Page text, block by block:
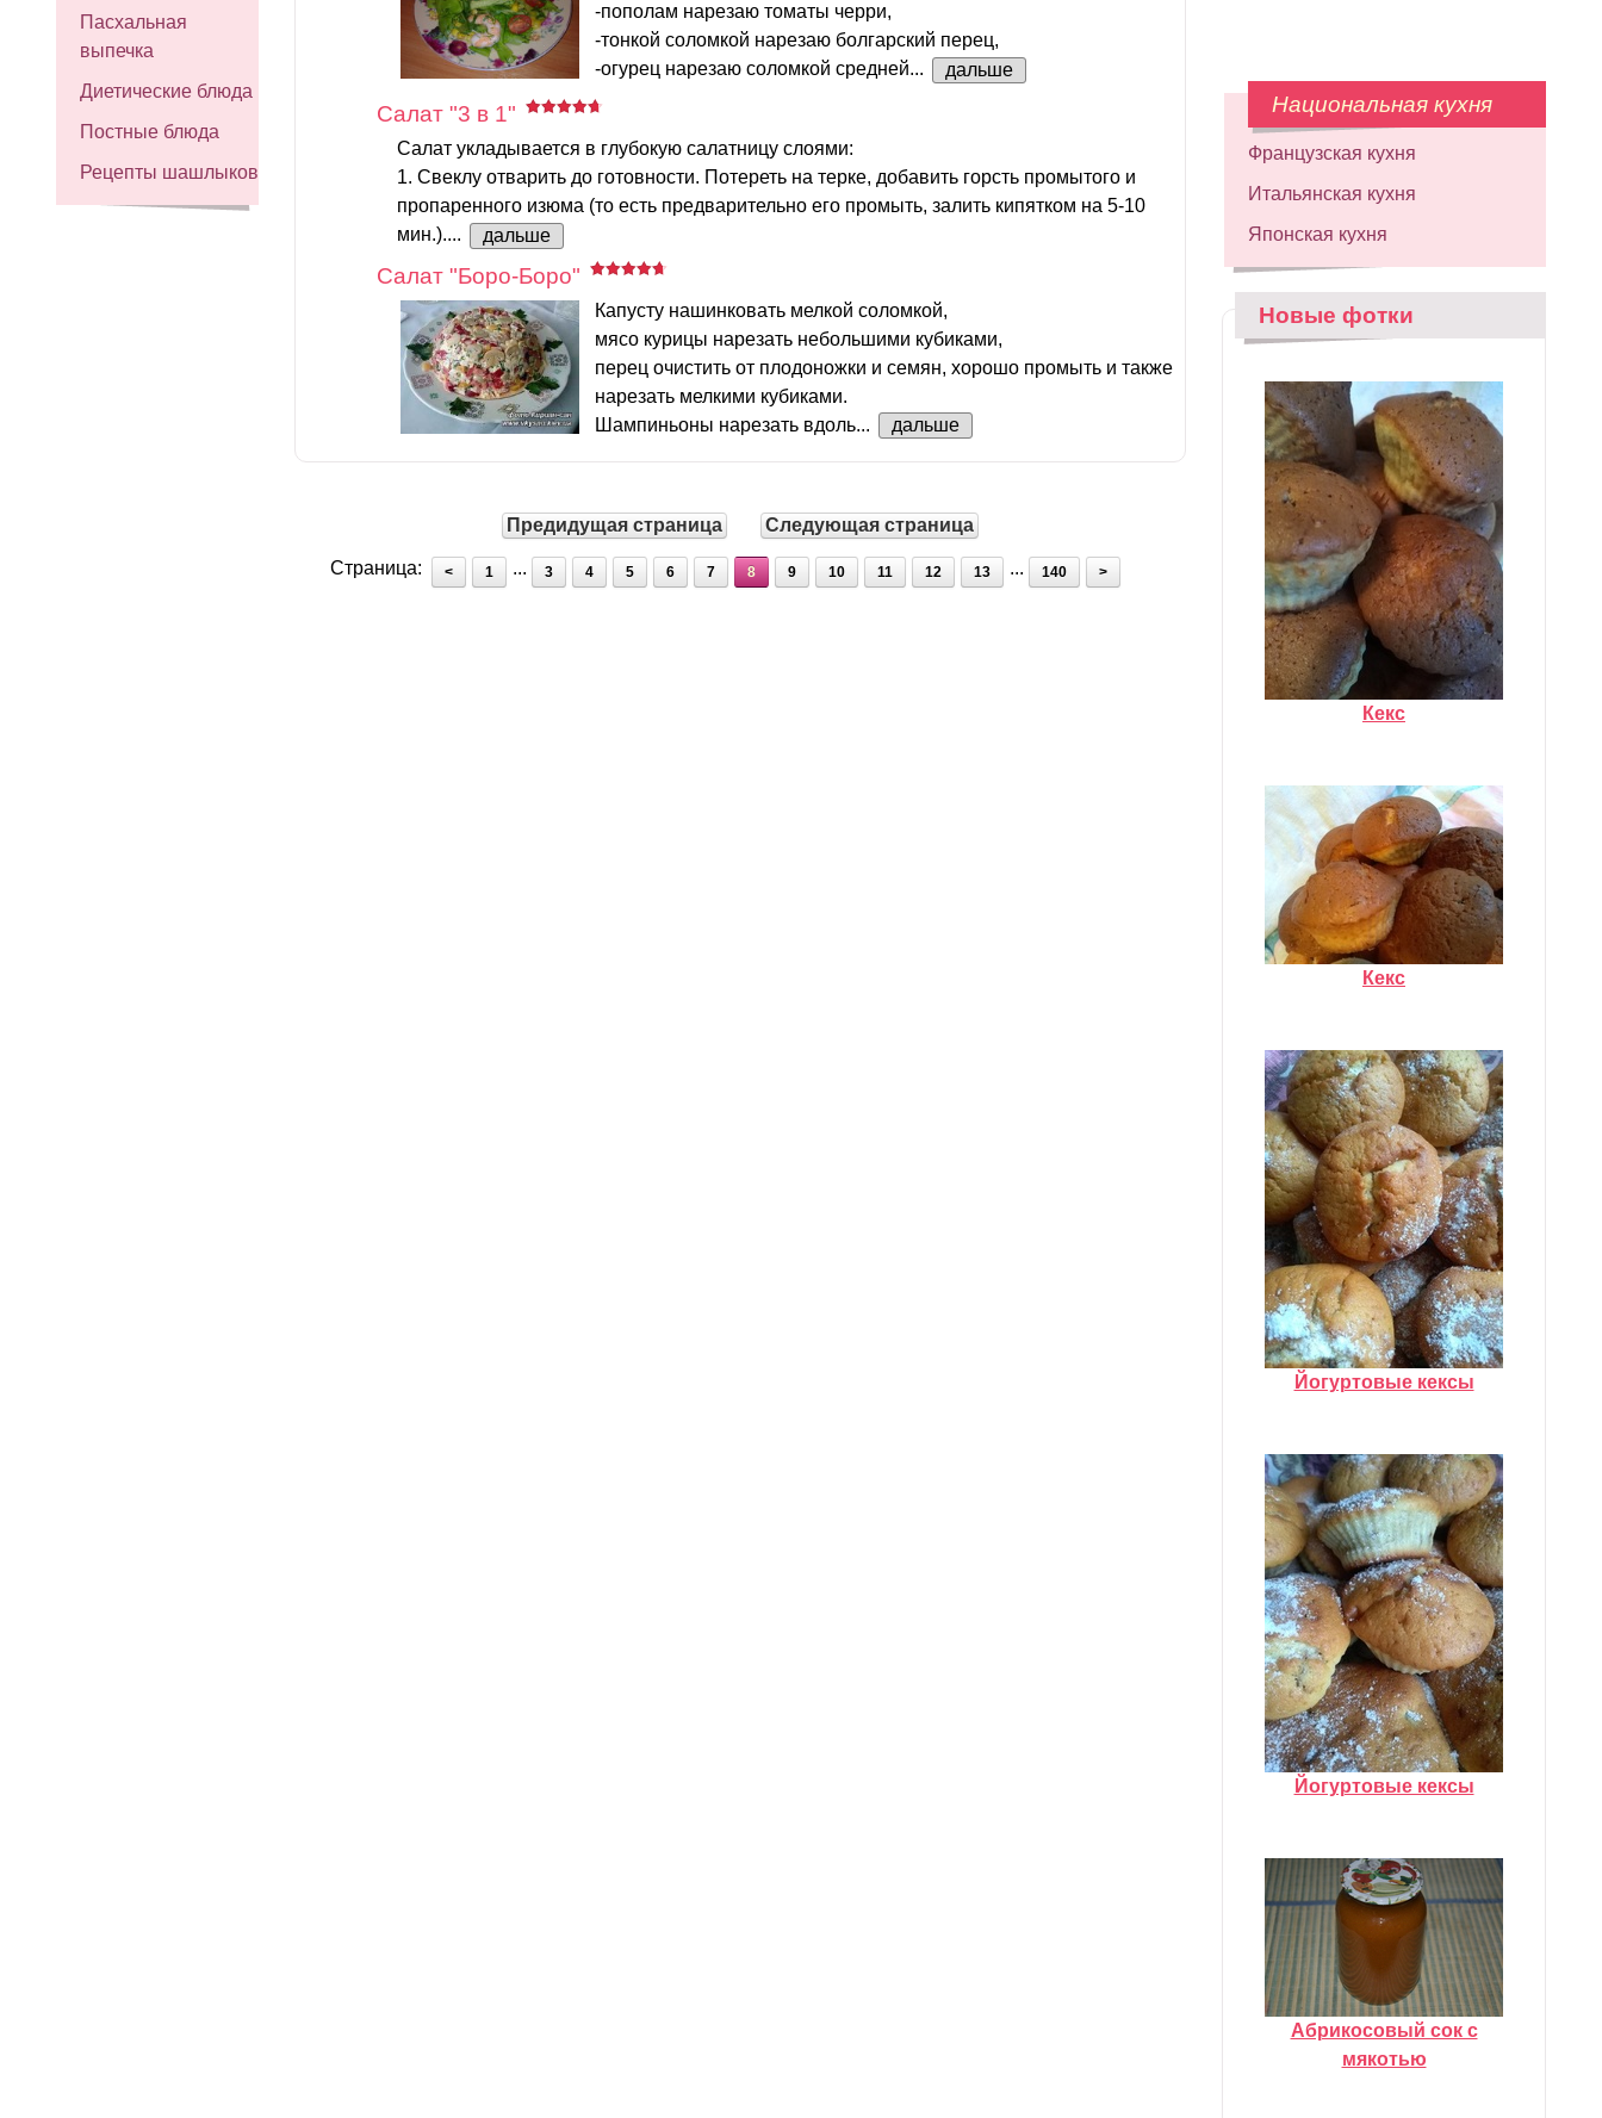
Пасхальная
выпечка
Диетические блюда
Постные блюда
Рецепты шашлыков
-пополам нарезаю томаты черри,
-тонкой соломкой нарезаю болгарский перец,
-огурец нарезаю соломкой средней...
дальше
Салат "3 в 1"
Салат укладывается в глубокую салатницу слоями:
1. Свеклу отварить до готовности. Потереть на терке, добавить горсть промытого и
пропаренного изюма (то есть предварительно его промыть, залить кипятком на 5-10
мин.)....
дальше
Салат "Боро-Боро"
Капусту нашинковать мелкой соломкой,
мясо курицы нарезать небольшими кубиками,
перец очистить от плодоножки и семян, хорошо промыть и также
нарезать мелкими кубиками.
Шампиньоны нарезать вдоль...
дальше
Предидущая страница Следующая страница
Страница: < 1 ... 3 4 5 6 7 8 9 10 11 12 13 ... 140 >
Национальная кухня
Французская кухня
Итальянская кухня
Японская кухня
Новые фотки
Кекс
Кекс
Йогуртовые кексы
Йогуртовые кексы
Абрикосовый сок с
мякотью